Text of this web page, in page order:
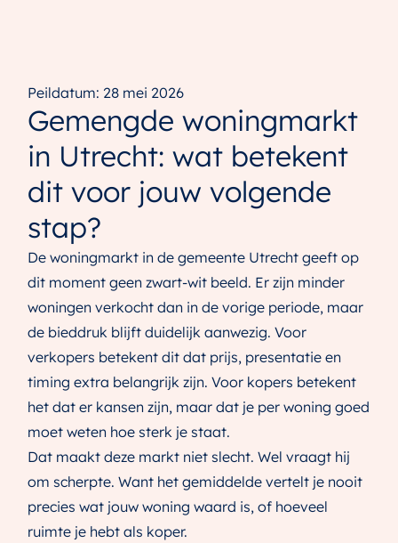
Peildatum: 28 mei 2026
Gemengde woningmarkt
in Utrecht: wat betekent
dit voor jouw volgende
stap?
De woningmarkt in de gemeente Utrecht geeft op
dit moment geen zwart-wit beeld. Er zijn minder
woningen verkocht dan in de vorige periode, maar
de bieddruk blijft duidelijk aanwezig. Voor
verkopers betekent dit dat prijs, presentatie en
timing extra belangrijk zijn. Voor kopers betekent
het dat er kansen zijn, maar dat je per woning goed
moet weten hoe sterk je staat.
Dat maakt deze markt niet slecht. Wel vraagt hij
om scherpte. Want het gemiddelde vertelt je nooit
precies wat jouw woning waard is, of hoeveel
ruimte je hebt als koper.